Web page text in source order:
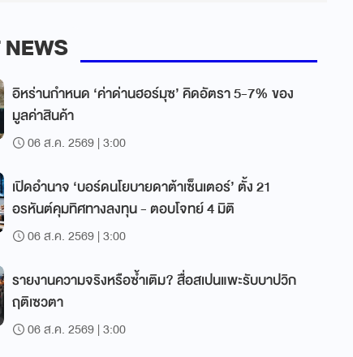
อิหร่านกำหนด ‘ค่าด่านฮอร์มุซ’ คิดอัตรา 5-7% ของ
มูลค่าสินค้า
06 ส.ค. 2569 | 3:00
เปิดอำนาจ ‘บอร์ดนโยบายดาต้าเซ็นเตอร์’ ตั้ง 21
อรหันต์คุมทิศทางลงทุน - ตอบโจทย์ 4 มิติ
06 ส.ค. 2569 | 3:00
รายงานความจริงหรือซ้ำเติม? สื่อสเปนแพะรับบาปวิก
ฤติเซวตา
06 ส.ค. 2569 | 3:00